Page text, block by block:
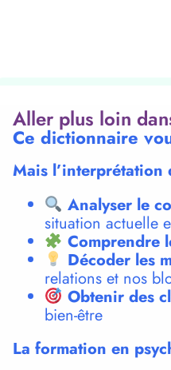
Aller plus loin
Ce dictionnaire
Mais l’interprétation
Analyser le
situation actuelle
Comprendre
Décoder les
relations et nos
Obtenir des
bien-être
La formation en